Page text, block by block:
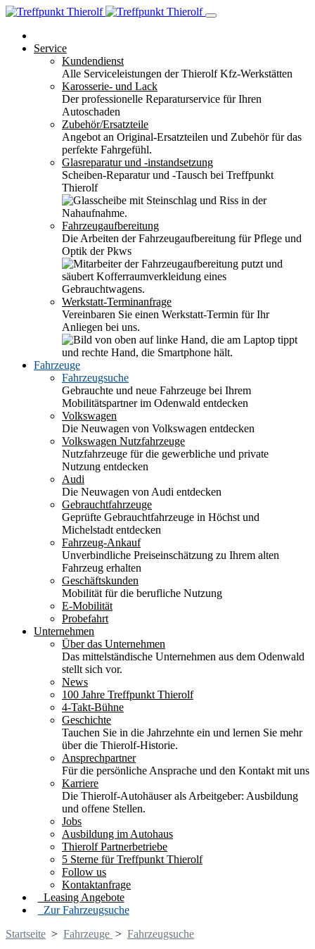
Service
Kundendienst
Alle Serviceleistungen der Thierolf Kfz-Werkstätten
Karosserie- und Lack
Der professionelle Reparaturservice für Ihren
Autoschaden
Zubehör/Ersatzteile
Angebot an Original-Ersatzteilen und Zubehör für das
perfekte Fahrgefühl.
Glasreparatur und -instandsetzung
Scheiben-Reparatur und -Tausch bei Treffpunkt
Thierolf
Fahrzeugaufbereitung
Die Arbeiten der Fahrzeugaufbereitung für Pflege und
Optik der Pkws
Werkstatt-Terminanfrage
Vereinbaren Sie einen Werkstatt-Termin für Ihr
Anliegen bei uns.
Fahrzeuge
Fahrzeugsuche
Gebrauchte und neue Fahrzeuge bei Ihrem
Mobilitätspartner im Odenwald entdecken
Volkswagen
Die Neuwagen von Volkswagen entdecken
Volkswagen Nutzfahrzeuge
Nutzfahrzeuge für die gewerbliche und private
Nutzung entdecken
Audi
Die Neuwagen von Audi entdecken
Gebrauchtfahrzeuge
Geprüfte Gebrauchtfahrzeuge in Höchst und
Michelstadt entdecken
Fahrzeug-Ankauf
Unverbindliche Preiseinschätzung zu Ihrem alten
Fahrzeug erhalten
Geschäftskunden
Mobilität für die berufliche Nutzung
E-Mobilität
Probefahrt
Unternehmen
Über das Unternehmen
Das mittelständische Unternehmen aus dem Odenwald
stellt sich vor.
News
100 Jahre Treffpunkt Thierolf
4-Takt-Bühne
Geschichte
Tauchen Sie in die Jahrzehnte ein und lernen Sie mehr
über die Thierolf-Historie.
Ansprechpartner
Für die persönliche Ansprache und den Kontakt mit uns
Karriere
Die Thierolf-Autohäuser als Arbeitgeber: Ausbildung
und offene Stellen.
Jobs
Ausbildung im Autohaus
Thierolf Partnerbetriebe
5 Sterne für Treffpunkt Thierolf
Follow us
Kontaktanfrage
Leasing Angebote
Zur Fahrzeugsuche
Startseite > Fahrzeuge > Fahrzeugsuche